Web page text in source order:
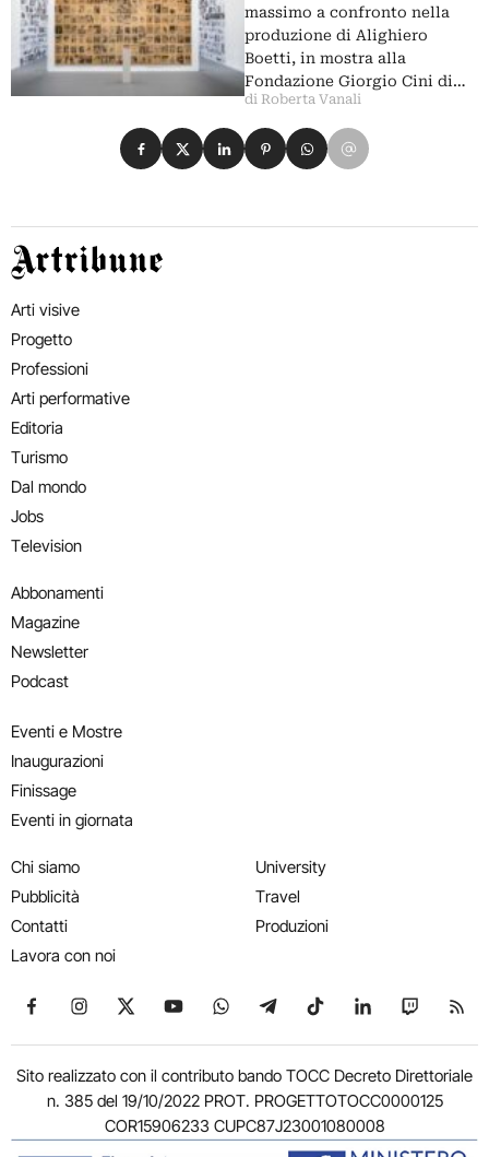
massimo a confronto nella
produzione di Alighiero
Boetti, in mostra alla
Fondazione Giorgio Cini di…
di Roberta Vanali
Condividi su Facebook
Condividi su X
Condividi su LinkedIn
Condividi su Pinterest
Condividi su WhatsApp
Condividi su Email
Artribune
Arti visive
Progetto
Professioni
Arti performative
Editoria
Turismo
Dal mondo
Jobs
Television
Abbonamenti
Magazine
Newsletter
Podcast
Eventi e Mostre
Inaugurazioni
Finissage
Eventi in giornata
Chi siamo
Pubblicità
Contatti
Lavora con noi
University
Travel
Produzioni
Seguici su Facebook
Seguici su Instagram
Seguici su X
Seguici su YouTube
Seguici su WhatsApp
Seguici su Telegram
Seguici su TikTok
Seguici su
Seguici
Sito realizzato con il contributo bando TOCC Decreto Direttoriale
n. 385 del 19/10/2022 PROT. PROGETTOTOCC0000125
COR15906233 CUPC87J23001080008